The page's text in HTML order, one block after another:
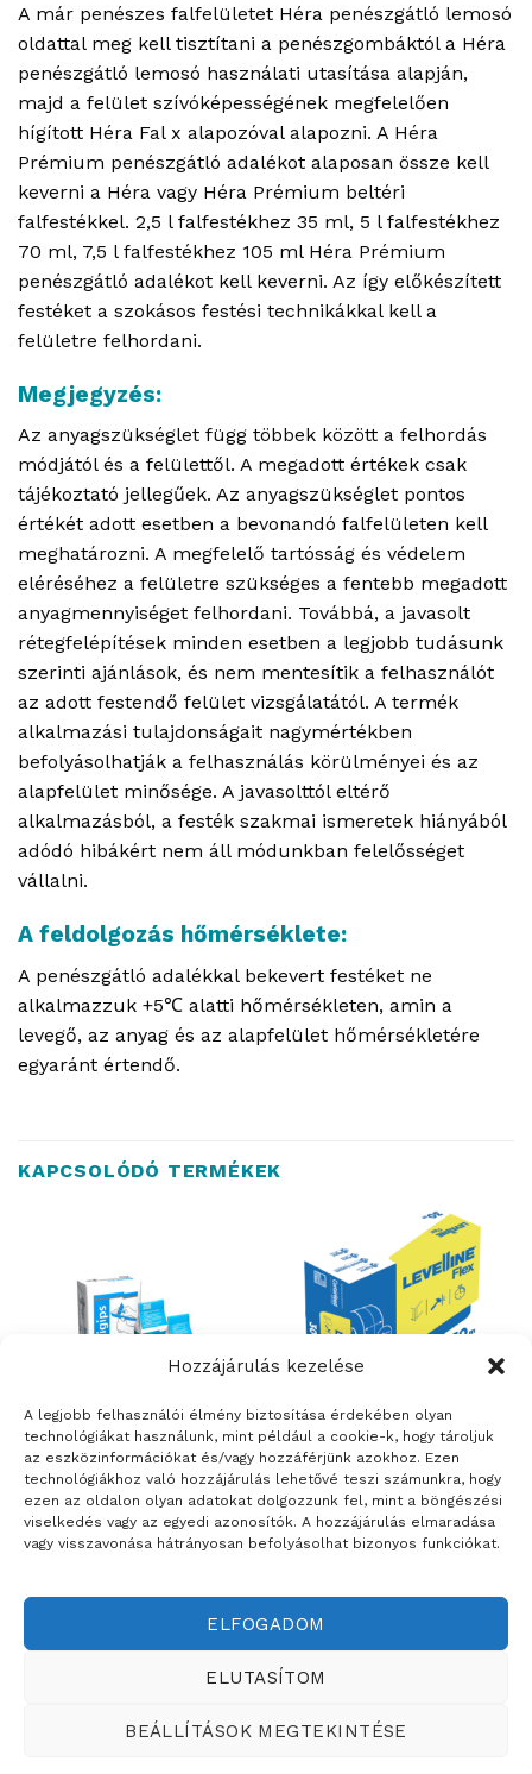
Hozzájárulás kezelése
A legjobb felhasználói élmény biztosítása érdekében olyan
technológiákat használunk, mint például a cookie-k, hogy tároljuk
az eszközinformációkat és/vagy hozzáférjünk azokhoz. Ezen
technológiákhoz való hozzájárulás lehetővé teszi számunkra, hogy
ezen az oldalon olyan adatokat dolgozzunk fel, mint a böngészési
viselkedés vagy az egyedi azonosítók. A hozzájárulás elmaradása
vagy visszavonása hátrányosan befolyásolhat bizonyos funkciókat.
ELFOGADOM
ELUTASÍTOM
BEÁLLÍTÁSOK MEGTEKINTÉSE
A már penészes falfelületet Héra penészgátló lemosó
oldattal meg kell tisztítani a penészgombáktól a Héra
penészgátló lemosó használati utasítása alapján,
majd a felület szívóképességének megfelelően
hígított Héra Fal x alapozóval alapozni. A Héra
Prémium penészgátló adalékot alaposan össze kell
keverni a Héra vagy Héra Prémium beltéri
falfestékkel. 2,5 l falfestékhez 35 ml, 5 l falfestékhez
70 ml, 7,5 l falfestékhez 105 ml Héra Prémium
penészgátló adalékot kell keverni. Az így előkészített
festéket a szokásos festési technikákkal kell a
felületre felhordani.
Megjegyzés:
Az anyagszükséglet függ többek között a felhordás
módjától és a felülettől. A megadott értékek csak
tájékoztató jellegűek. Az anyagszükséglet pontos
értékét adott esetben a bevonandó falfelületen kell
meghatározni. A megfelelő tartósság és védelem
eléréséhez a felületre szükséges a fentebb megadott
anyagmennyiséget felhordani. Továbbá, a javasolt
rétegfelépítések minden esetben a legjobb tudásunk
szerinti ajánlások, és nem mentesítik a felhasználót
az adott festendő felület vizsgálatától. A termék
alkalmazási tulajdonságait nagymértékben
befolyásolhatják a felhasználás körülményei és az
alapfelület minősége. A javasolttól eltérő
alkalmazásból, a festék szakmai ismeretek hiányából
adódó hibákért nem áll módunkban felelősséget
vállalni.
A feldolgozás hőmérséklete:
A penészgátló adalékkal bekevert festéket ne
alkalmazzuk +5℃ alatti hőmérsékleten, amin a
levegő, az anyag és az alapfelület hőmérsékletére
egyaránt értendő.
KAPCSOLÓDÓ TERMÉKEK
ÉPÍTŐANYAGOK
Rigips Rimano 0-3 –
nagyszilárdságú beltéri
glettelőgipsz 0-3 mm
vastagságig
ÉPÍTŐANYAGOK
LEVELLINE ÉLVÉDŐ
Weboldalt készítette:
ÉRTÉKESÍTÉSI TERÜLETEINK